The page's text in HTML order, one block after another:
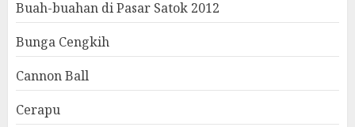
Buah-buahan di Pasar Satok 2012
Bunga Cengkih
Cannon Ball
Cerapu